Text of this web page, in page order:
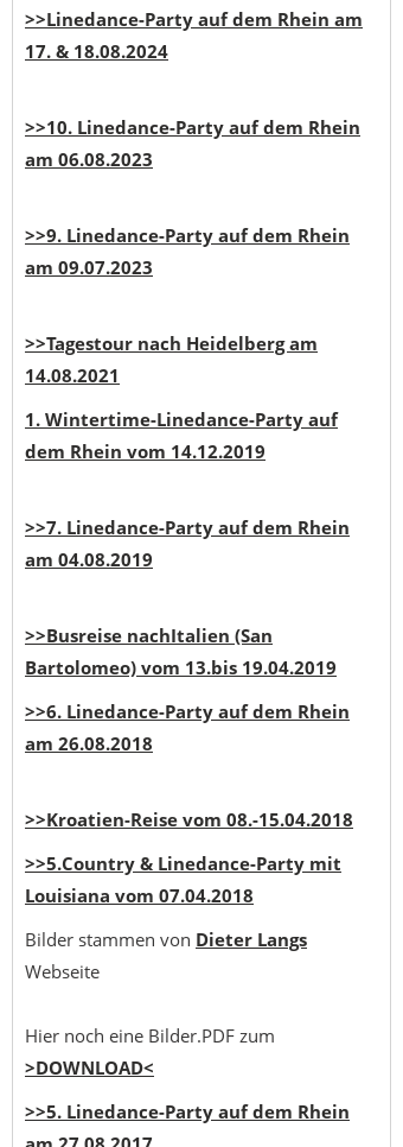
>>Linedance-Party auf dem Rhein am
17. & 18.08.2024
>>10. Linedance-Party auf dem Rhein
am 06.08.2023
>>9. Linedance-Party auf dem Rhein
am 09.07.2023
>>Tagestour nach Heidelberg am
14.08.2021
1. Wintertime-Linedance-Party auf
dem Rhein vom 14.12.2019
>>7. Linedance-Party auf dem Rhein
am 04.08.2019
>>Busreise nachItalien (San
Bartolomeo) vom 13.bis 19.04.2019
>>6. Linedance-Party auf dem Rhein
am 26.08.2018
>>Kroatien-Reise vom 08.-15.04.2018
>>5.Country & Linedance-Party mit
Louisiana vom 07.04.2018
Bilder stammen von Dieter Langs
Webseite
Hier noch eine Bilder.PDF zum
>DOWNLOAD<
>>5. Linedance-Party auf dem Rhein